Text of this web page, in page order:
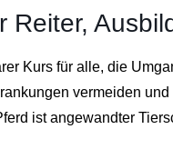
Reiter,
Kurs für alle, die
vermeiden
ist angewandter